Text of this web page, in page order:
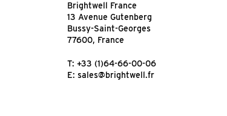
Brightwell France
13 Avenue Gutenberg
Bussy-Saint-Georges
77600, France
T: +33 (1)64-66-00-06
E: sales@brightwell.fr